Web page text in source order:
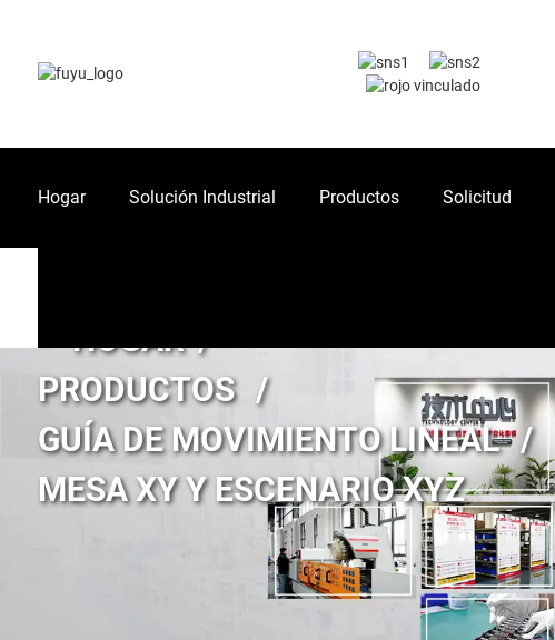
Hogar Solución Industrial Productos Solicitud
HOGAR
PRODUCTOS
GUÍA DE MOVIMIENTO LINEAL
MESA XY Y ESCENARIO XYZ